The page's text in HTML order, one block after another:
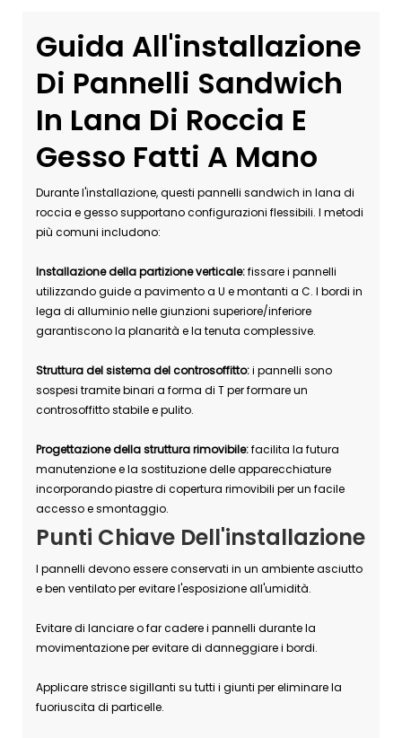
Guida All'installazione
Di Pannelli Sandwich
In Lana Di Roccia E
Gesso Fatti A Mano
Durante l'installazione, questi pannelli sandwich in lana di
roccia e gesso supportano configurazioni flessibili. I metodi
più comuni includono:
Installazione della partizione verticale:fissare i pannelli
utilizzando guide a pavimento a U e montanti a C. I bordi in
lega di alluminio nelle giunzioni superiore/inferiore
garantiscono la planarità e la tenuta complessive.
Struttura del sistema del controsoffitto:i pannelli sono
sospesi tramite binari a forma di T per formare un
controsoffitto stabile e pulito.
Progettazione della struttura rimovibile:facilita la futura
manutenzione e la sostituzione delle apparecchiature
incorporando piastre di copertura rimovibili per un facile
accesso e smontaggio.
Punti Chiave Dell'installazione
I pannelli devono essere conservati in un ambiente asciutto
e ben ventilato per evitare l'esposizione all'umidità.
Evitare di lanciare o far cadere i pannelli durante la
movimentazione per evitare di danneggiare i bordi.
Applicare strisce sigillanti su tutti i giunti per eliminare la
fuoriuscita di particelle.